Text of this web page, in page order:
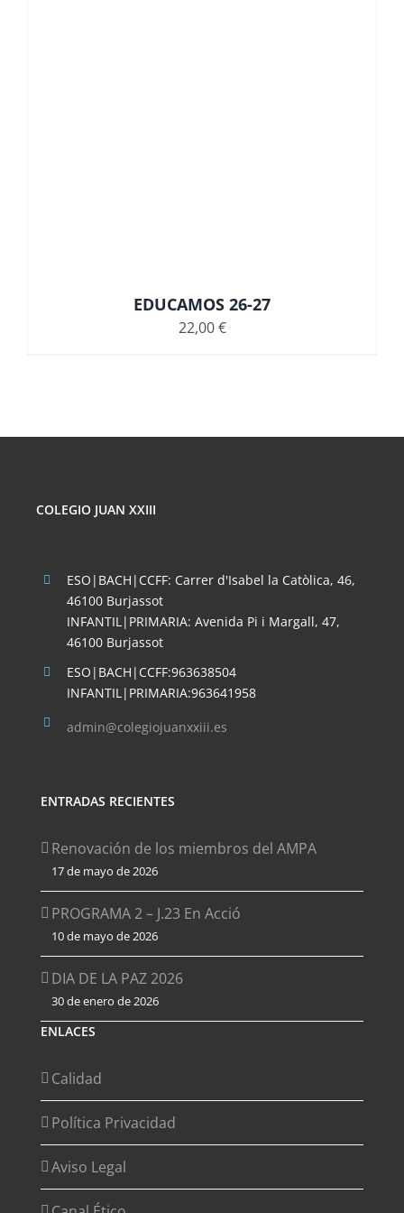
EDUCAMOS 26-27
22,00€
COLEGIO JUAN XXIII
ESO|BACH|CCFF: Carrer d'Isabel la Catòlica, 46,
46100 Burjassot
INFANTIL|PRIMARIA: Avenida Pi i Margall, 47,
46100 Burjassot
ESO|BACH|CCFF:963638504
INFANTIL|PRIMARIA:963641958
admin@colegiojuanxxiii.es
ENTRADAS RECIENTES
Renovación de los miembros del AMPA
17 de mayo de 2026
PROGRAMA 2 – J.23 En Acció
10 de mayo de 2026
DIA DE LA PAZ 2026
30 de enero de 2026
ENLACES
Calidad
Política Privacidad
Aviso Legal